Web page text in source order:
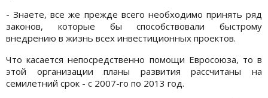
- Знаете, все же прежде всего необходимо принять ряд
законов, которые бы способствовали быстрому
внедрению в жизнь всех инвестиционных проектов.
Что касается непосредственно помощи Евросоюза, то в
этой организации планы развития рассчитаны на
семилетний срок - с 2007-го по 2013 год.